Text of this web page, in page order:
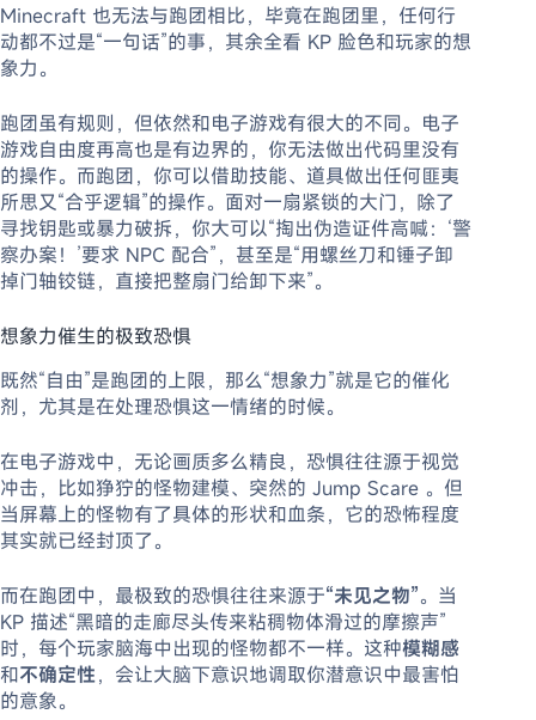
Minecraft 也无法与跑团相比，毕竟在跑团里，任何行
动都不过是“一句话”的事，其余全看 KP 脸色和玩家的想
象力。
跑团虽有规则，但依然和电子游戏有很大的不同。电子
游戏自由度再高也是有边界的，你无法做出代码里没有
的操作。而跑团，你可以借助技能、道具做出任何匪夷
所思又“合乎逻辑”的操作。面对一扇紧锁的大门，除了
寻找钥匙或暴力破拆，你大可以“掏出伪造证件高喊：‘警
察办案！’要求 NPC 配合”，甚至是“用螺丝刀和锤子卸
掉门轴铰链，直接把整扇门给卸下来”。
想象力催生的极致恐惧
既然“自由”是跑团的上限，那么“想象力”就是它的催化
剂，尤其是在处理恐惧这一情绪的时候。
在电子游戏中，无论画质多么精良，恐惧往往源于视觉
冲击，比如狰狞的怪物建模、突然的 Jump Scare 。但
当屏幕上的怪物有了具体的形状和血条，它的恐怖程度
其实就已经封顶了。
而在跑团中，最极致的恐惧往往来源于“未见之物”。当
KP 描述“黑暗的走廊尽头传来粘稠物体滑过的摩擦声”
时，每个玩家脑海中出现的怪物都不一样。这种模糊感
和不确定性，会让大脑下意识地调取你潜意识中最害怕
的意象。